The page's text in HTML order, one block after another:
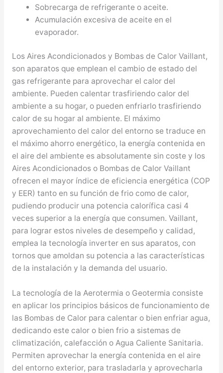
Sobrecarga de refrigerante o aceite.
Acumulación excesiva de aceite en el
evaporador.
Los Aires Acondicionados y Bombas de Calor Vaillant,
son aparatos que emplean el cambio de estado del
gas refrigerante para aprovechar el calor del
ambiente. Pueden calentar trasfiriendo calor del
ambiente a su hogar, o pueden enfriarlo trasfiriendo
calor de su hogar al ambiente. El máximo
aprovechamiento del calor del entorno se traduce en
el máximo ahorro energético, la energía contenida en
el aire del ambiente es absolutamente sin coste y los
Aires Acondicionados o Bombas de Calor Vaillant
ofrecen el mayor índice de eficiencia energética (COP
y EER) tanto en su función de frio como de calor,
pudiendo producir una potencia calorífica casi 4
veces superior a la energía que consumen. Vaillant,
para lograr estos niveles de desempeño y calidad,
emplea la tecnología inverter en sus aparatos, con
tornos que amoldan su potencia a las características
de la instalación y la demanda del usuario.
La tecnología de la Aerotermia o Geotermia consiste
en aplicar los principios básicos de funcionamiento de
las Bombas de Calor para calentar o bien enfriar agua,
dedicando este calor o bien frio a sistemas de
climatización, calefacción o Agua Caliente Sanitaria.
Permiten aprovechar la energía contenida en el aire
del entorno exterior, para trasladarla y aprovecharla